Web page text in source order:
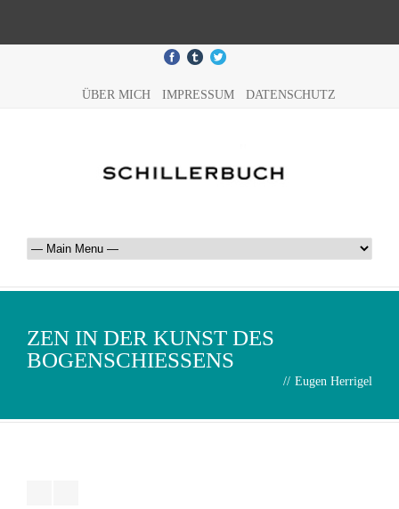
ÜBER MICH IMPRESSUM DATENSCHUTZ
ZEN IN DER KUNST DES
BOGENSCHIESSENS
// Eugen Herrigel